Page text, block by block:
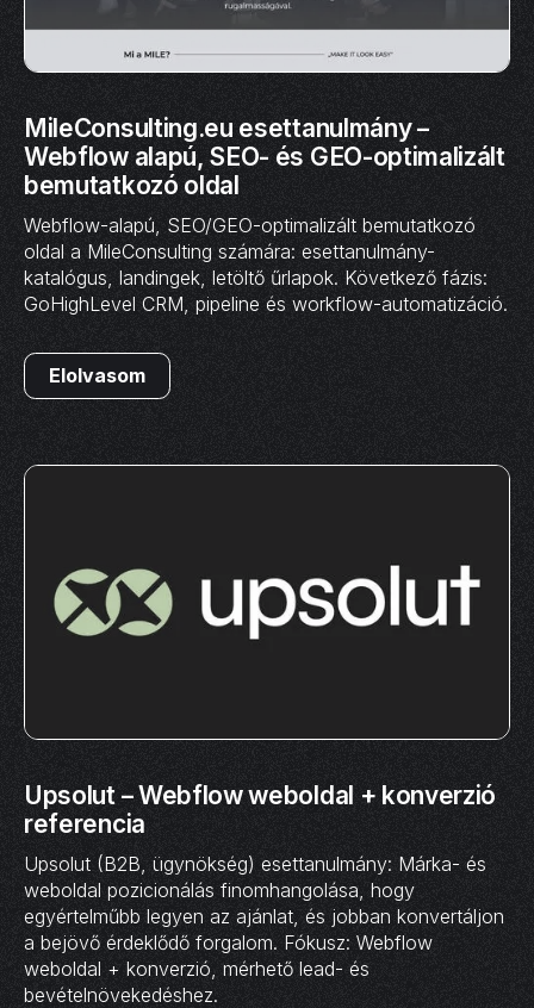
MileConsulting.eu esettanulmány –
Webflow alapú, SEO- és GEO-optimalizált
bemutatkozó oldal
Webflow-alapú, SEO/GEO-optimalizált bemutatkozó
oldal a MileConsulting számára: esettanulmány-
katalógus, landingek, letöltő űrlapok. Következő fázis:
GoHighLevel CRM, pipeline és workflow-automatizáció.
Elolvasom
Upsolut – Webflow weboldal + konverzió
referencia
Upsolut (B2B, ügynökség) esettanulmány: Márka- és
weboldal pozicionálás finomhangolása, hogy
egyértelműbb legyen az ajánlat, és jobban konvertáljon
a bejövő érdeklődő forgalom. Fókusz: Webflow
weboldal + konverzió, mérhető lead- és
bevételnövekedéshez.